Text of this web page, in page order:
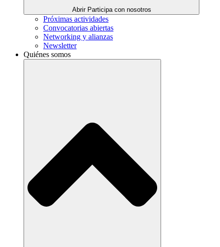
Abrir Participa con nosotros
Próximas actividades
Convocatorias abiertas
Networking y alianzas
Newsletter
Quiénes somos